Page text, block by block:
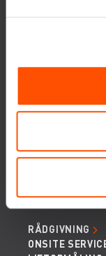
Få de seneste
RÅDGIVNING
ONSITE